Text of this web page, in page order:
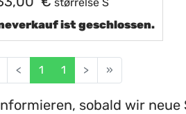
ist geschlossen.
< 1 1 > »
sobald wir neue